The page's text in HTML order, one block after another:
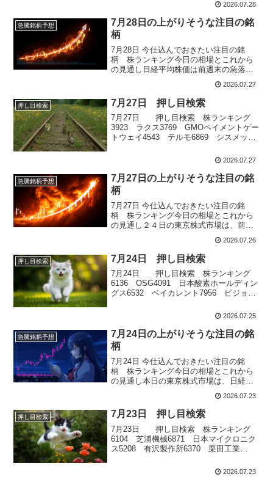
2026.07.28
急騰銘柄予想
7月28日の上がりそうな注目の銘
柄
7月28日 今仕込んでおきたい注目の銘
柄 株ランキング今日の相場とこれから
の見通し日経平均株価は前週末の急落に
週末比320円高の6万4931円で取引を終え
ました。中東情勢の緊張緩和期待や原油
価格の急落を背景に投資家心理が改善
し、朝方は65000円台を回復...
2026.07.27
押し目検索 7月27日 押し目検索
7月27日 押し目検索 株ランキング
3923 ラクス3769 GMOペイメントゲー
トウェイ4543 テルモ6869 シスメック
2026.07.27
急騰銘柄予想
7月27日の上がりそうな注目の銘
柄
7月27日 今仕込んでおきたい注目の銘
柄 株ランキング今日の相場とこれから
の見通し２４日の東京株式市場は、前日
株を中心に売りが膨らみ、日経平均株価
は前日比1,811円45銭安の6万4,611円15
銭、TOPIXも4日ぶりに反落しました。ア
ルファベットや...
2026.07.26
押し目検索 7月24日 押し目検索
7月24日 押し目検索 株ランキング
6136 OSG4091 日本酸素ホールディン
グス6532 ベイカレント7956 ピジョン
2026.07.25
急騰銘柄予想
7月24日の上がりそうな注目の銘
柄
7月24日 今仕込んでおきたい注目の銘
柄 株ランキング今日の相場とこれから
の見通し本日の東京株式市場は、日経平
も3日続伸となりました。朝方はAI・半導
体関連株への買いが先行したほか、韓国
市場で半導体株が堅調に推移したことも
追い風となり、日経平均は...
2026.07.23
押し目検索 7月23日 押し目検索
7月23日 押し目検索 株ランキング
6104 芝浦機械6871 日本マイクロニク
ス5208 有沢製作所6370 栗田工業
2026.07.23